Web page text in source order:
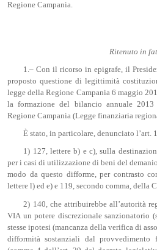
Regione Campania.
Ritenuto in
1.– Con il ricorso in epigrafe, il
proposto questione di legittimità
legge della Regione Campania 6 maggio
la formazione del bilancio annuale
Regione Campania (Legge finanziaria
È stato, in particolare, denunciato l’art.
1) 127, lettere b) e c), sulla
per i casi di utilizzazione di beni del
modo da questo difforme, per contrasto
lettere l) ed e) e 119, secondo comma, della
2) 140, che attribuirebbe all’autorità
VIA un potere discrezionale sanzionatorio
stesse ipotesi (mancanza della verifica di
difformità sostanziali dal